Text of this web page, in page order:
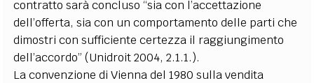
contratto sarà concluso “sia con l’accettazione
dell’offerta, sia con un comportamento delle parti che
dimostri con sufficiente certezza il raggiungimento
dell’accordo” (Unidroit 2004, 2.1.1.).
La convenzione di Vienna del 1980 sulla vendita